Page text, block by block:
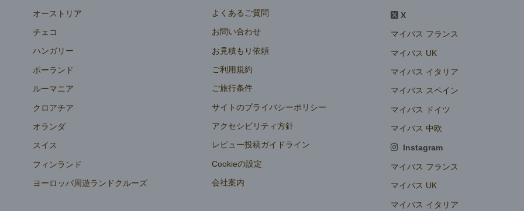
オーストリア
チェコ
ハンガリー
ポーランド
ルーマニア
クロアチア
オランダ
スイス
フィンランド
ヨーロッパ周遊ランドクルーズ
よくあるご質問
お問い合わせ
お見積もり依頼
ご利用規約
ご旅行条件
サイトのプライバシーポリシー
アクセシビリティ方針
レビュー投稿ガイドライン
Cookieの設定
会社案内
X
マイバス フランス
マイバス UK
マイバス イタリア
マイバス スペイン
マイバス ドイツ
マイバス 中欧
Instagram
マイバス フランス
マイバス UK
マイバス イタリア